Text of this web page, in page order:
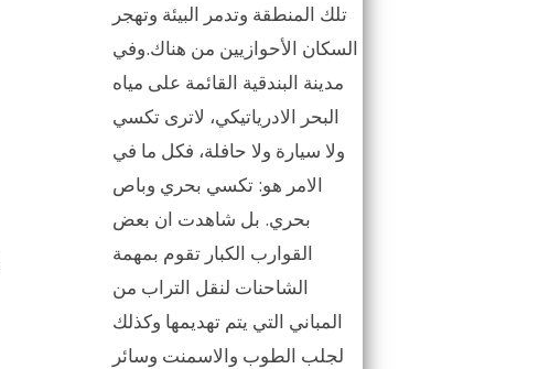
تلك المنطقة وتدمر البيئة وتهجر
السكان الأحوازيين من هناك.وفي
مدينة البندقية القائمة على مياه
البحر الادرياتيكي، لاترى تكسي
ولا سيارة ولا حافلة، فكل ما في
الامر هو: تكسي بحري وباص
بحري. بل شاهدت ان بعض
القوارب الكبار تقوم بمهمة
الشاحنات لنقل التراب من
المباني التي يتم تهديمها وكذلك
لجلب الطوب والاسمنت وسائر